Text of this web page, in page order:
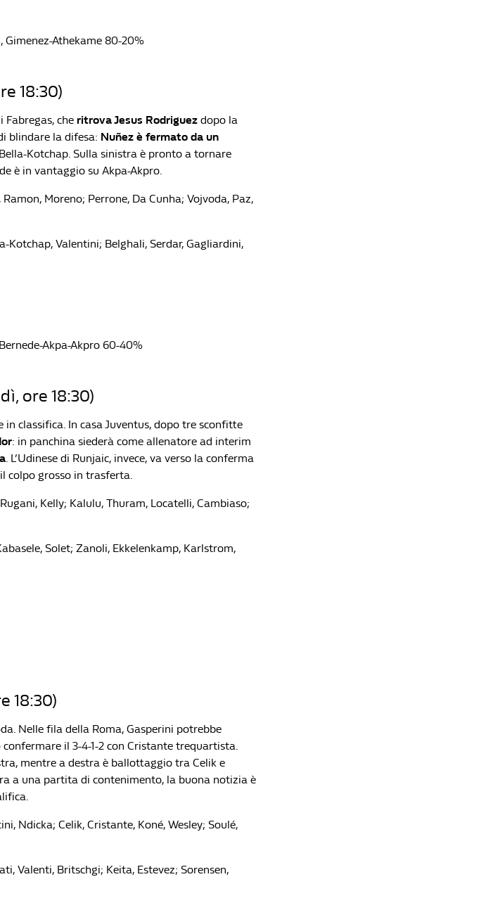
Athekame 80-20%
18:30)
che ritrova Jesus Rodriguez dopo la
blindare la difesa: Nuñez è fermato da un
Kotchap. Sulla sinistra è pronto a tornare
è in vantaggio su Akpa-Akpro.
Moreno; Perrone, Da Cunha; Vojvoda, Paz,
Kotchap, Valentini; Belghali, Serdar, Gagliardini,
Akpa-Akpro 60-40%
ore 18:30)
classifica. In casa Juventus, dopo tre sconfitte
: in panchina siederà come allenatore ad interim
. L’Udinese di Runjaic, invece, va verso la conferma
colpo grosso in trasferta.
Kelly; Kalulu, Thuram, Locatelli, Cambiaso;
Solet; Zanoli, Ekkelenkamp, Karlstrom,
18:30)
Nelle fila della Roma, Gasperini potrebbe
confermare il 3-4-1-2 con Cristante trequartista.
mentre a destra è ballottaggio tra Celik e
a una partita di contenimento, la buona notizia è
Ndicka; Celik, Cristante, Koné, Wesley; Soulé,
Valenti, Britschgi; Keita, Estevez; Sorensen,